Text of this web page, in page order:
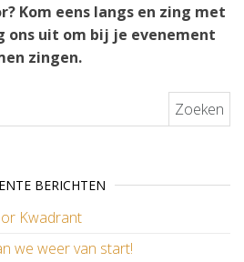
Kom eens langs en zing met
ons uit om bij je evenement
zingen.
BERICHTEN
Kwadrant
we weer van start!